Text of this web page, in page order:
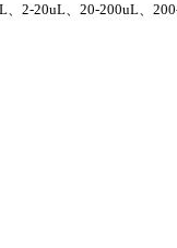
2-20uL、20-200uL、